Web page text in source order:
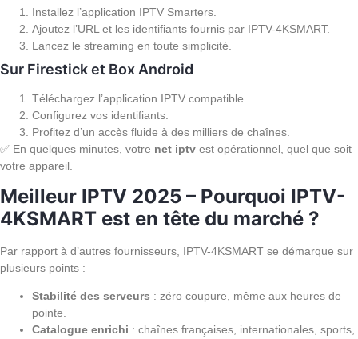
Installez l’application IPTV Smarters.
Ajoutez l’URL et les identifiants fournis par IPTV-4KSMART.
Lancez le streaming en toute simplicité.
Sur Firestick et Box Android
Téléchargez l’application IPTV compatible.
Configurez vos identifiants.
Profitez d’un accès fluide à des milliers de chaînes.
✅ En quelques minutes, votre net iptv est opérationnel, quel que soit
votre appareil.
Meilleur IPTV 2025 – Pourquoi IPTV-
4KSMART est en tête du marché ?
Par rapport à d’autres fournisseurs, IPTV-4KSMART se démarque sur
plusieurs points :
Stabilité des serveurs : zéro coupure, même aux heures de
pointe.
Catalogue enrichi : chaînes françaises, internationales, sports,